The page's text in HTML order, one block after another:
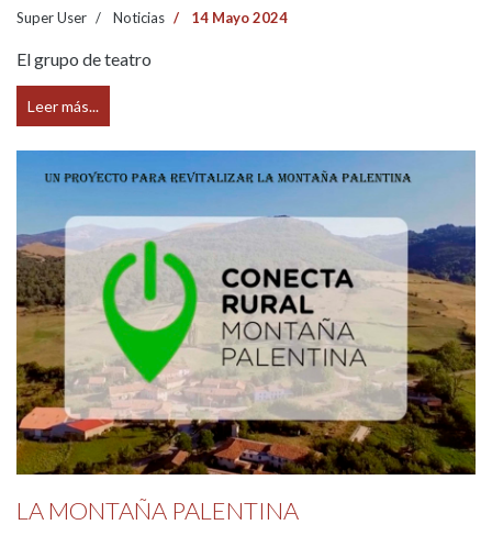
Super User Noticias 14 Mayo 2024
El grupo de teatro
Leer más...
LA MONTAÑA PALENTINA